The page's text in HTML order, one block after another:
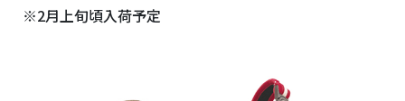
※2月上旬頃入荷予定